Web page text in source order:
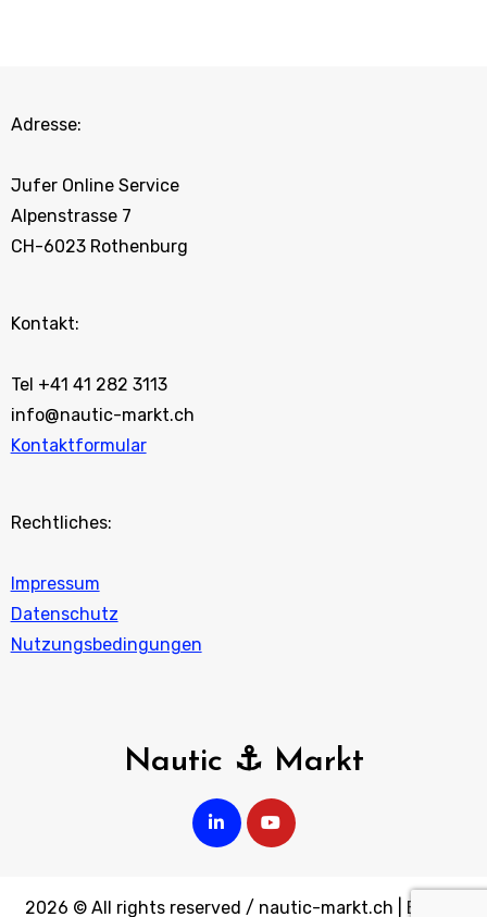
Adresse:
Jufer Online Service
Alpenstrasse 7
CH-6023 Rothenburg
Kontakt:
Tel +41 41 282 3113
info@nautic-markt.ch
Kontaktformular
Rechtliches:
Impressum
Datenschutz
Nutzungsbedingungen
Nautic ⚓ Markt
2026 © All rights reserved / nautic-markt.ch Blogus